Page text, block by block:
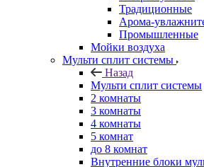
Традиционные
Арома-
Промышленные
Мойки воздуха
Мульти сплит системы
Назад
Мульти сплит системы
2 комнаты
3 комнаты
4 комнаты
5 комнат
до 8 комнат
Внутренние блоки